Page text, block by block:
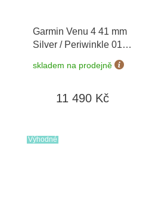
Garmin Venu 4 41 mm
Silver / Periwinkle 010-
skladem na prodejně
11 490 Kč
Výhodné